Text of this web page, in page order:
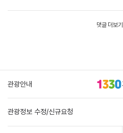
댓글 더보기
관광안내
관광정보 수정/신규요청